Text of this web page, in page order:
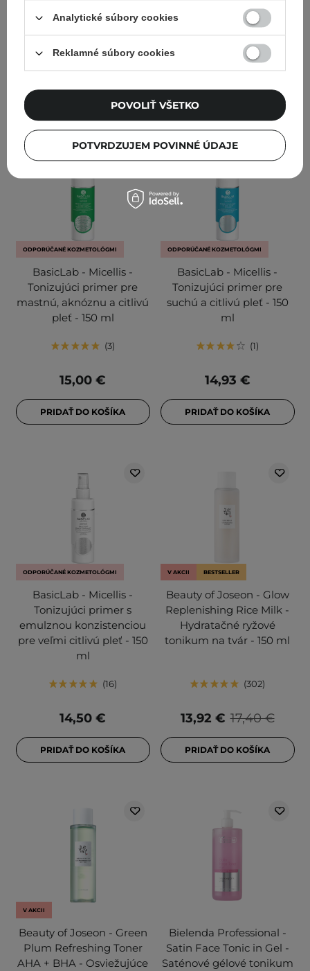
5
24,50 €
PRIDAŤ DO KOŠÍKA
25,00 €
PRIDAŤ DO KOŠÍKA
ODPORÚČANÉ KOZMETOLÓGMI
BasicLab - Micellis -
Tonizujúci primer pre
mastnú, aknóznu a citlivú
pleť - 150 ml
3
15,00 €
PRIDAŤ DO KOŠÍKA
ODPORÚČANÉ KOZMETOLÓGMI
BasicLab - Micellis -
Tonizujúci primer pre
suchú a citlivú pleť - 150
ml
1
14,93 €
PRIDAŤ DO KOŠÍKA
ODPORÚČANÉ KOZMETOLÓGMI
BasicLab - Micellis -
Tonizujúci primer s
emulznou konzistenciou
pre veľmi citlivú pleť - 150
ml
16
14,50 €
PRIDAŤ DO KOŠÍKA
V AKCII BESTSELLER
Beauty of Joseon - Glow
Replenishing Rice Milk -
Hydratačné ryžové
tonikum na tvár - 150 ml
302
17,40 €
13,92 €
PRIDAŤ DO KOŠÍKA
V AKCII
Beauty of Joseon - Green
Plum Refreshing Toner
AHA + BHA - Osviežujúce
Bielenda Professional -
Satin Face Tonic in Gel -
Saténové gélové tonikum
Analytické súbory cookies
Reklamné súbory cookies
POTVRDZUJEM POVINNÉ ÚDAJE
POVOLIŤ VŠETKO